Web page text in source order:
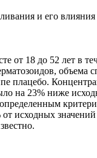
и его
от 18 до 52 лет в
плацебо.
на 23% ниже
исходных